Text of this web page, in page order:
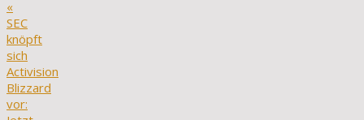
«
SEC
knöpft
sich
Activision
Blizzard
vor: